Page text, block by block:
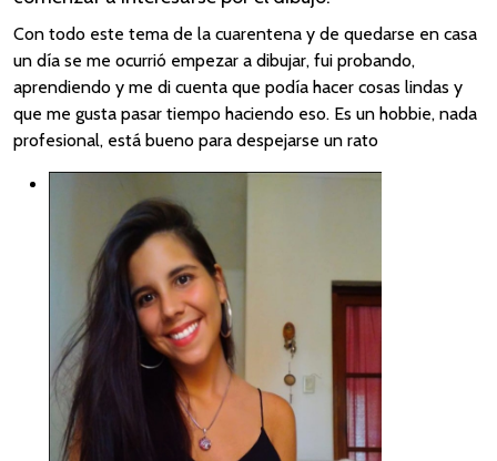
Con todo este tema de la cuarentena y de quedarse en casa
un día se me ocurrió empezar a dibujar, fui probando,
aprendiendo y me di cuenta que podía hacer cosas lindas y
que me gusta pasar tiempo haciendo eso. Es un hobbie, nada
profesional, está bueno para despejarse un rato